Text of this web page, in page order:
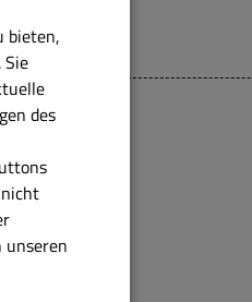
bieten,
des
unseren